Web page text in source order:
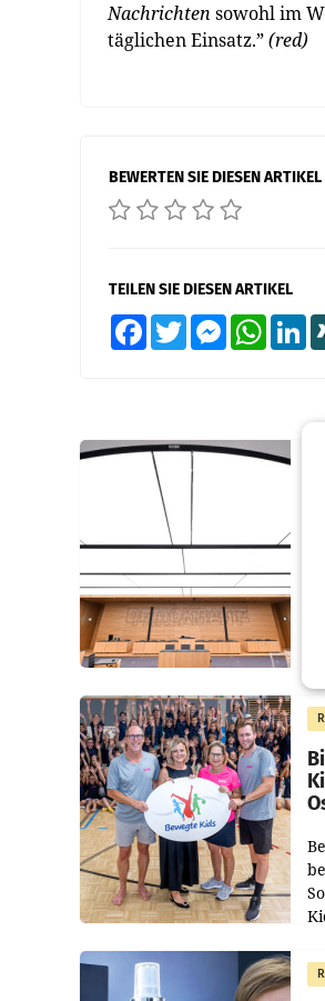
Nachrichten sowohl im
täglichen Einsatz.”(red)
BEWERTEN SIE DIESEN ARTIKEL
TEILEN SIE DIESEN ARTIKEL
FacebookTwitter MessengerWhatsApp